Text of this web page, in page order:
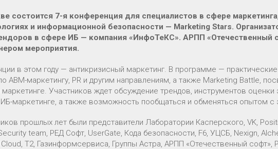
состоится 7-я конференция для специалистов в сфере
и информационной безопасности — Marketing Stars.
в сфере ИБ — компания «ИнфоТеКС». АРПП «Отечественный
мероприятия.
в этом году — антикризисный маркетинг. В программе —
ABM-маркетингу, PR и другим направлениям, а также Marketing Battle,
Участников ждет обсуждение трендов, инструментов
ИБ-маркетинге, а также возможность пообщаться и обменяться опытом с
прошлых лет были представители Лаборатории Касперского, VK,
team, РЕД Софт, UserGate, Кода безопасности, F6, УЦСБ, Nexign,
T2, Газинформсервиса, Группы Астра, АРПП «Отечественный софт»,